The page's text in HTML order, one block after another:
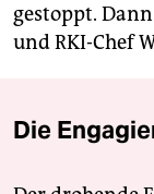
gestoppt.
und RKI-Chef
Die